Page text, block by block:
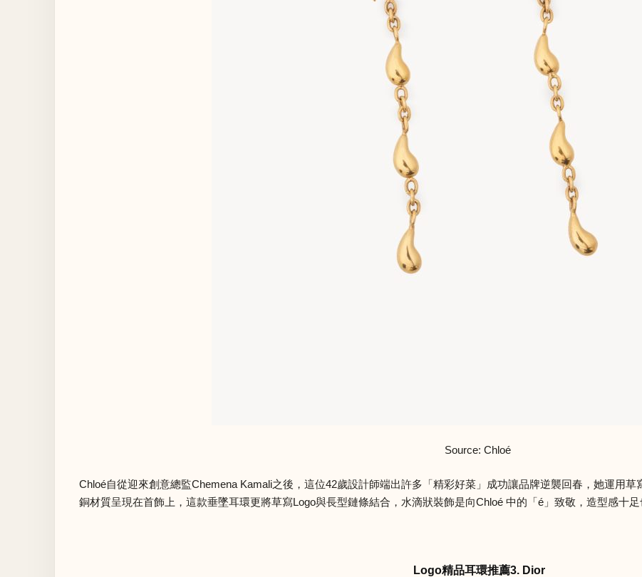
Source: Chloé
Chloé自從迎來創意總監Chemena Kamali之後，這位42歲設計師端出許多「精彩好菜」成功讓品牌逆襲回春，她運用
銅材質呈現在首飾上，這款垂墜耳環更將草寫Logo與長型鏈條結合，水滴狀裝飾是向Chloé 中的「é」致敬，造型感十
Logo精品耳環推薦3. Dior